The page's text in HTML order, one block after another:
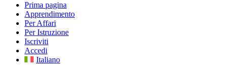
Prima pagina
Apprendimento
Per Affari
Per Istruzione
Iscriviti
Accedi
Italiano